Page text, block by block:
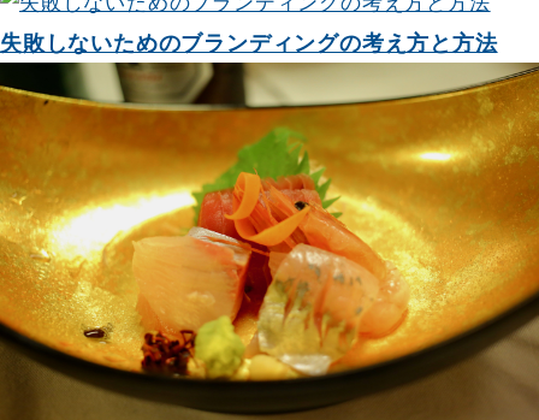
失敗しないためのブランディングの考え方と方法